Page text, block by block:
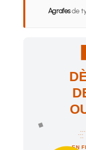
Agrafesde
EN